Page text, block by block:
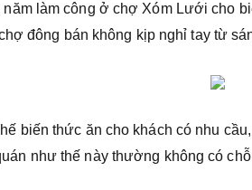
năm làm công ở chợ Xóm Lưới cho
đông bán không kịp nghỉ tay từ
biến thức ăn cho khách có nhu
như thế này thường không có